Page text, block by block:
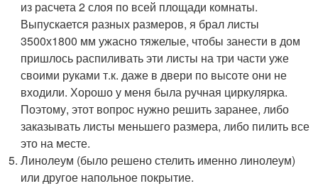
из расчета 2 слоя по всей площади комнаты.
Выпускается разных размеров, я брал листы
3500х1800 мм ужасно тяжелые, чтобы занести в дом
пришлось распиливать эти листы на три части уже
своими руками т.к. даже в двери по высоте они не
входили. Хорошо у меня была ручная циркулярка.
Поэтому, этот вопрос нужно решить заранее, либо
заказывать листы меньшего размера, либо пилить все
это на месте.
Линолеум (было решено стелить именно линолеум)
или другое напольное покрытие.